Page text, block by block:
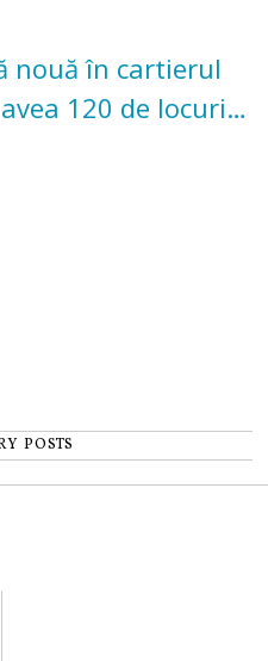
nouă în cartierul
120 de locuri
POSTS